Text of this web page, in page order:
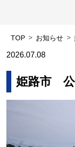
TOP お知らせ
2026.07.08
姫路市 公